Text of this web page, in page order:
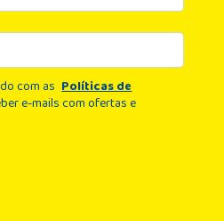
com as Políticas de
e-mails com ofertas e